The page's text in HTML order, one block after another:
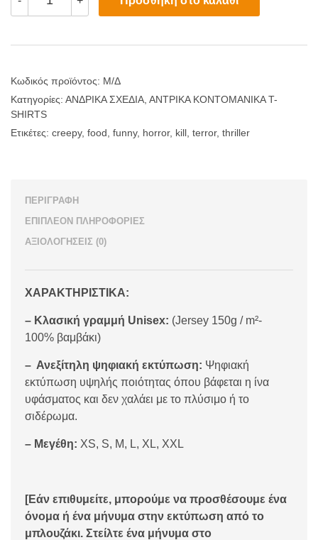
Food
Κωδικός προϊόντος: Μ/Δ
Κατηγορίες: ΑΝΔΡΙΚΑ ΣΧΕΔΙΑ ΑΝΤΡΙΚΑ ΚΟΝΤΟΜΑΝΙΚΑ T-
SHIRTS
Ετικέτες: creepy, food funny, horror, kill terror, thriller
ΠΕΡΙΓΡΑΦΉ
ΕΠΙΠΛΈΟΝ ΠΛΗΡΟΦΟΡΊΕΣ
ΑΞΙΟΛΟΓΉΣΕΙΣ (0)
ΧΑΡΑΚΤΗΡΙΣΤΙΚΑ:
– Κλασική γραμμή Unisex: (Jersey 150g / m²-
100% βαμβάκι)
– Ανεξίτηλη ψηφιακή εκτύπωση: Ψηφιακή
εκτύπωση υψηλής ποιότητας όπου βάφεται η ίνα
υφάσματος και δεν χαλάει με το πλύσιμο ή το
σιδέρωμα.
– Μεγέθη: XS, S, M, L, XL, XXL
[Εάν επιθυμείτε, μπορούμε να προσθέσουμε ένα
όνομα ή ένα μήνυμα στην εκτύπωση από το
μπλουζάκι. Στείλτε ένα μήνυμα στο